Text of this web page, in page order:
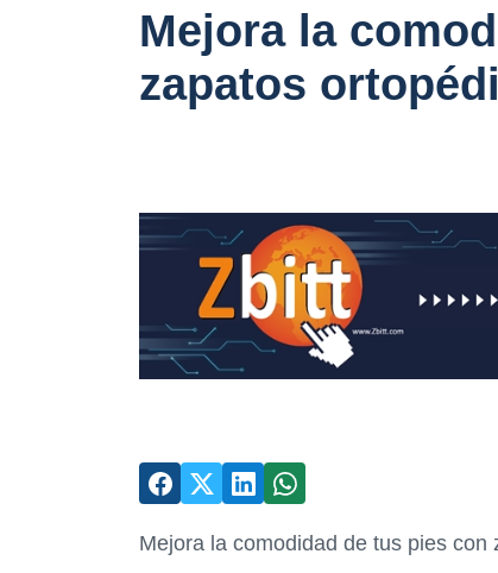
Mejora la
zapatos
Mejora la comodidad de tus pies